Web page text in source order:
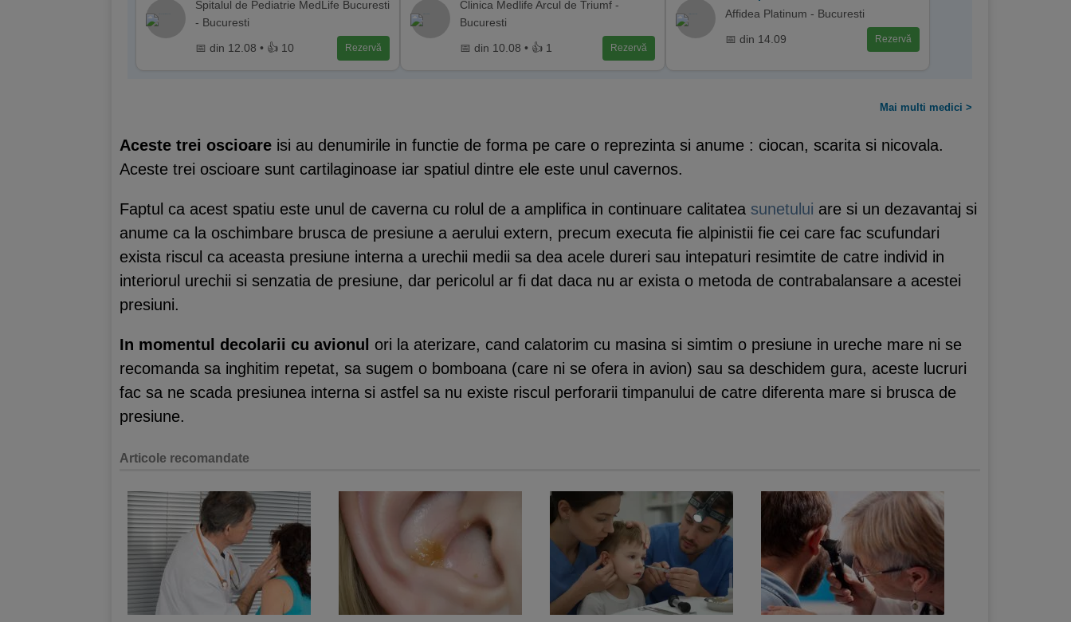
Spitalul de Pediatrie MedLife Bucuresti
- Bucuresti
📅 din 12.08 • 👍 10 Rezervă
Clinica Medlife Arcul de Triumf -
Bucuresti
📅 din 10.08 • 👍 1 Rezervă
Affidea Platinum - Bucuresti
📅 din 14.09 Rezervă
Mai multi medici >
Aceste trei oscioare isi au denumirile in functie de forma pe care o reprezinta si anume : ciocan, scarita si nicovala.
Aceste trei oscioare sunt cartilaginoase iar spatiul dintre ele este unul cavernos.
Faptul ca acest spatiu este unul de caverna cu rolul de a amplifica in continuare calitatea sunetului are si un dezavantaj si
anume ca la oschimbare brusca de presiune a aerului extern, precum executa fie alpinistii fie cei care fac scufundari
exista riscul ca aceasta presiune interna a urechii medii sa dea acele dureri sau intepaturi resimtite de catre individ in
interiorul urechii si senzatia de presiune, dar pericolul ar fi dat daca nu ar exista o metoda de contrabalansare a acestei
presiuni.
In momentul decolarii cu avionul ori la aterizare, cand calatorim cu masina si simtim o presiune in ureche mare ni se
recomanda sa inghitim repetat, sa sugem o bomboana (care ni se ofera in avion) sau sa deschidem gura, aceste lucruri
fac sa ne scada presiunea interna si astfel sa nu existe riscul perforarii timpanului de catre diferenta mare si brusca de
presiune.
Articole recomandate